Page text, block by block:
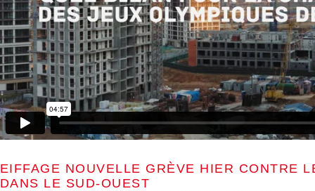
EIFFAGE NOUVELLE GRÈVE HIER CONTRE
DANS LE SUD-OUEST